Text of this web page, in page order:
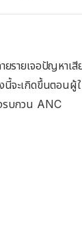
ยรายเจอปัญหาเ
นี้จะเกิดขึ้นตอนผู้
บกวน ANC